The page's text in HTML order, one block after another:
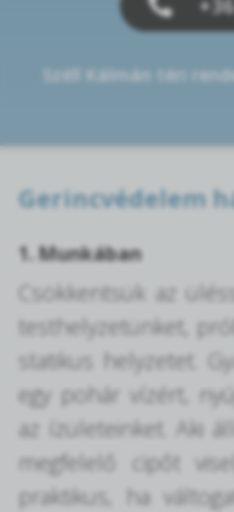
Széll Kálmán téri
Gerincvédelem
1. Munkában
Csökkentsük az
testhelyzetünket,
statikus helyzetet.
egy pohár vízért,
az ízületeinket. Aki
megfelelő cipőt
praktikus, ha